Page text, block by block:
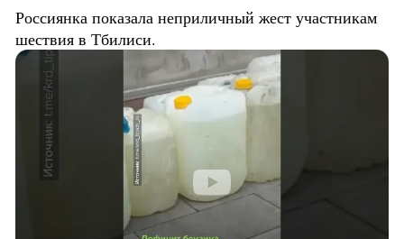
Россиянка показала неприличный жест участникам
шествия в Тбилиси.